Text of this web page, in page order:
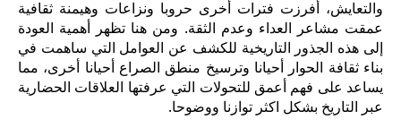
والتعايش، أفرزت فترات أخرى حروبا ونزاعات وهيمنة ثقافية
عمقت مشاعر العداء وعدم الثقة. ومن هنا تظهر أهمية العودة
إلى هذه الجذور التاريخية للكشف عن العوامل التي ساهمت في
بناء ثقافة الحوار أحيانا وترسيخ منطق الصراع أحيانا أخرى، مما
يساعد على فهم أعمق للتحولات التي عرفتها العلاقات الحضارية
عبر التاريخ بشكل اكثر توازنا ووضوحا.